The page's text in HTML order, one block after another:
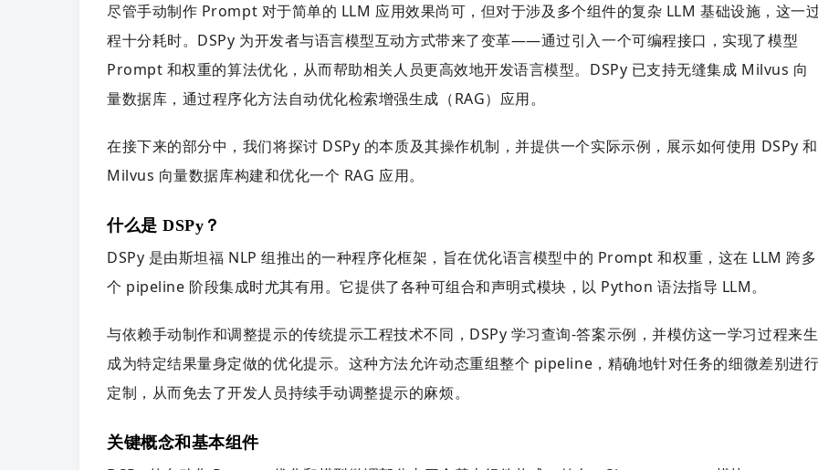
尽管手动制作 Prompt 对于简单的 LLM 应用效果尚可，但对于涉及多个组件的复杂 LLM 基础设施，这一
程十分耗时。DSPy 为开发者与语言模型互动方式带来了变革——通过引入一个可编程接口，实现了模型
Prompt 和权重的算法优化，从而帮助相关人员更高效地开发语言模型。DSPy 已支持无缝集成 Milvus 向
量数据库，通过程序化方法自动优化检索增强生成（RAG）应用。
在接下来的部分中，我们将探讨 DSPy 的本质及其操作机制，并提供一个实际示例，展示如何使用 DSPy 和
Milvus 向量数据库构建和优化一个 RAG 应用。
什么是 DSPy？
DSPy 是由斯坦福 NLP 组推出的一种程序化框架，旨在优化语言模型中的 Prompt 和权重，这在 LLM 跨多
个 pipeline 阶段集成时尤其有用。它提供了各种可组合和声明式模块，以 Python 语法指导 LLM。
与依赖手动制作和调整提示的传统提示工程技术不同，DSPy 学习查询-答案示例，并模仿这一学习过程来生
成为特定结果量身定做的优化提示。这种方法允许动态重组整个 pipeline，精确地针对任务的细微差别进
定制，从而免去了开发人员持续手动调整提示的麻烦。
关键概念和基本组件